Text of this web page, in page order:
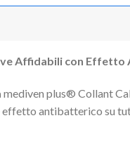
Affidabili con
mediven plus® Collant
effetto antibatterico su